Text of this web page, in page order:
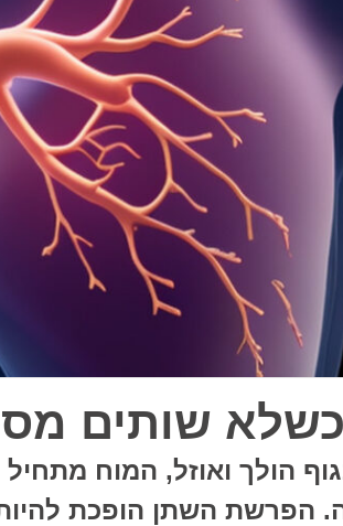
שותים
הולך ואוזל, המוח
הפרשת השתן הופכת